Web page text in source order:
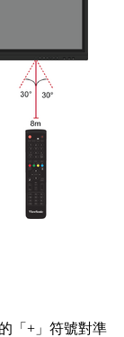
「+」符號對準